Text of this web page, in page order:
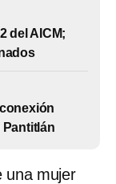
del AICM;
Pantitlán
una mujer